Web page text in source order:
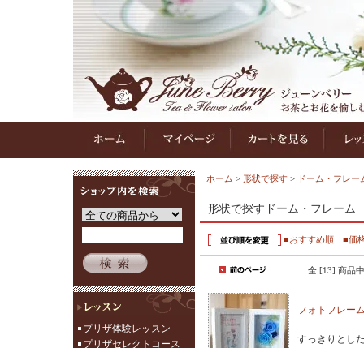
プリザ体験レッスン
プリザセレクトコース
ホーム > 形状で探す > ドーム・フレー
形状で探すドーム・フレーム
■おすすめ順 ■価
全 [13] 商品
フォトフレー
すっきりとし